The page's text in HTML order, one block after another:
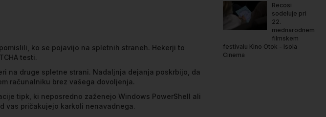
ko se pojavijo na spletnih straneh. Hekerji to
testi.
na druge spletne strani. Nadaljnja dejanja poskrbijo, da
računalniku brez vašega dovoljenja.
tipk, ki neposredno zaženejo Windows PowerShell ali
vas pričakujejo karkoli nenavadnega.
Recosi
sodeluje pri
22.
mednarodnem
filmskem
festivalu Kino Otok - Isola
Cinema